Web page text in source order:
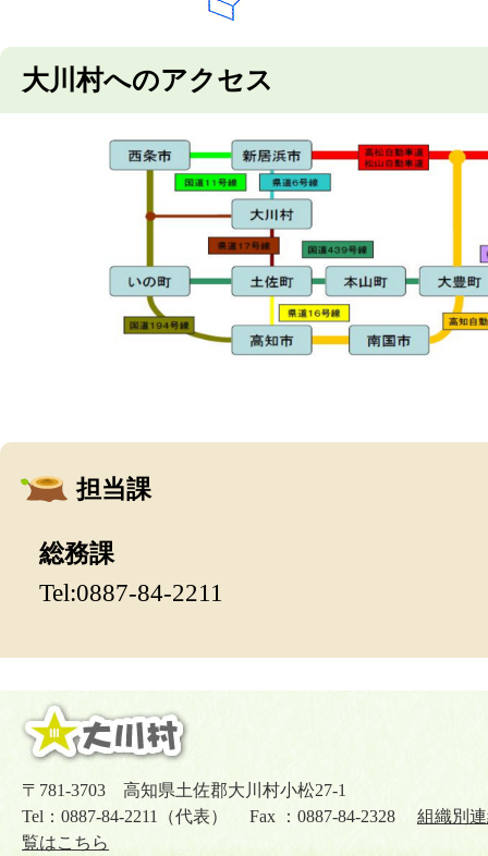
大川村へのアクセス
担当課
総務課
Tel:0887-84-2211
〒781-3703 高知県土佐郡大川村小松27-1
Tel：0887-84-2211（代表） Fax ：0887-84-2328 組織別
覧はこちら